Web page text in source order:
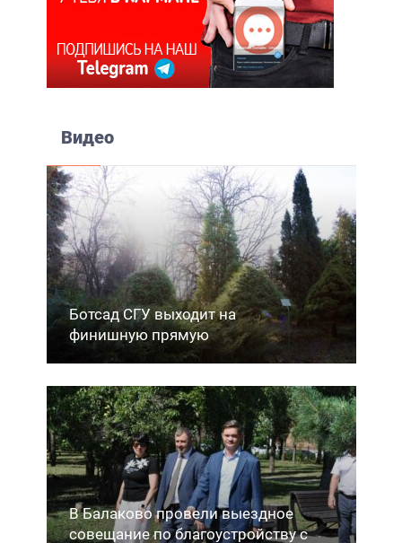
Видео
Ботсад СГУ выходит на
финишную прямую
В Балаково провели выездное
совещание по благоустройству с